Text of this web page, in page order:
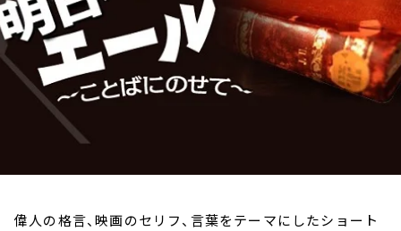
会社情報
偉人の格言、映画のセリフ、言葉をテーマにしたショート